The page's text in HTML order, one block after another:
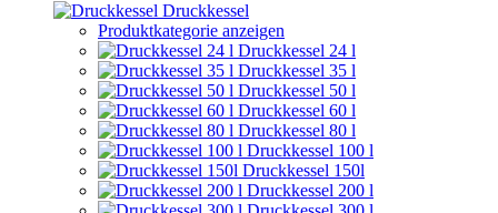
Druckkessel
Produktkategorie anzeigen
Druckkessel 24 l
Druckkessel 35 l
Druckkessel 50 l
Druckkessel 60 l
Druckkessel 80 l
Druckkessel 100 l
Druckkessel 150l
Druckkessel 200 l